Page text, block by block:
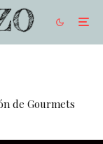
de Gourmets